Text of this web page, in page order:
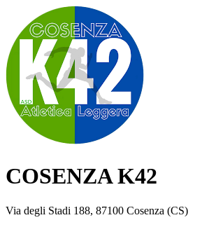
COSENZA K42
Via degli Stadi 188, 87100 Cosenza (CS)